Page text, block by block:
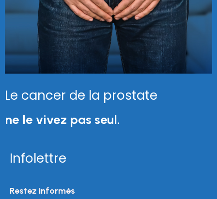
Le cancer de la prostate
ne le vivez pas seul.
Infolettre
Restez informés